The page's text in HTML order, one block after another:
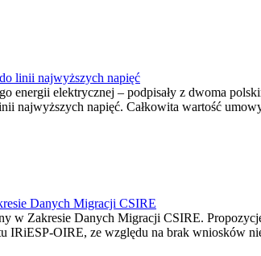
linii najwyższych napięć
energii elektrycznej – podpisały z dwoma
najwyższych napięć. Całkowita wartość
Danych Migracji CSIRE
Zakresie Danych Migracji CSIRE.
OIRE, ze względu na brak wniosków